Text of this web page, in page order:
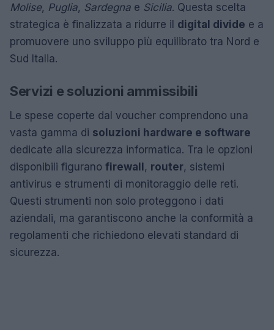
Molise, Puglia, Sardegna e Sicilia. Questa scelta
strategica è finalizzata a ridurre il digital divide e a
promuovere uno sviluppo più equilibrato tra Nord e
Sud Italia.
Servizi e soluzioni ammissibili
Le spese coperte dal voucher comprendono una
vasta gamma di soluzioni hardware e software
dedicate alla sicurezza informatica. Tra le opzioni
disponibili figurano firewall, router, sistemi
antivirus e strumenti di monitoraggio delle reti.
Questi strumenti non solo proteggono i dati
aziendali, ma garantiscono anche la conformità a
regolamenti che richiedono elevati standard di
sicurezza.